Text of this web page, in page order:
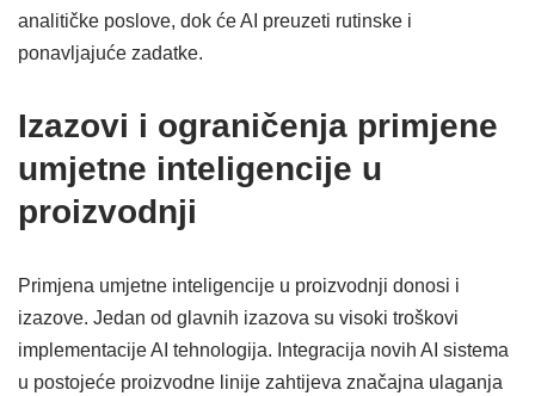
analitičke poslove, dok će AI preuzeti rutinske i
ponavljajuće zadatke.
Izazovi i ograničenja primjene
umjetne inteligencije u
proizvodnji
Primjena umjetne inteligencije u proizvodnji donosi i
izazove. Jedan od glavnih izazova su visoki troškovi
implementacije AI tehnologija. Integracija novih AI sistema
u postojeće proizvodne linije zahtijeva značajna ulaganja